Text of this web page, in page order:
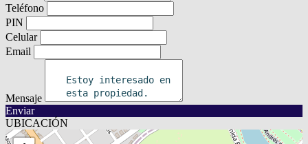
Teléfono
PIN
Celular
Email
Mensaje
Enviar
UBICACIÓN